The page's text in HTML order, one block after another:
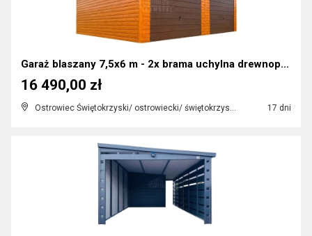
Garaż blaszany 7,5x6 m - 2x brama uchylna drewnop...
Ostrowiec Świętokrzyski/ ostrowiecki/ świętokrzyskie 17 dni
16 490,00 zł